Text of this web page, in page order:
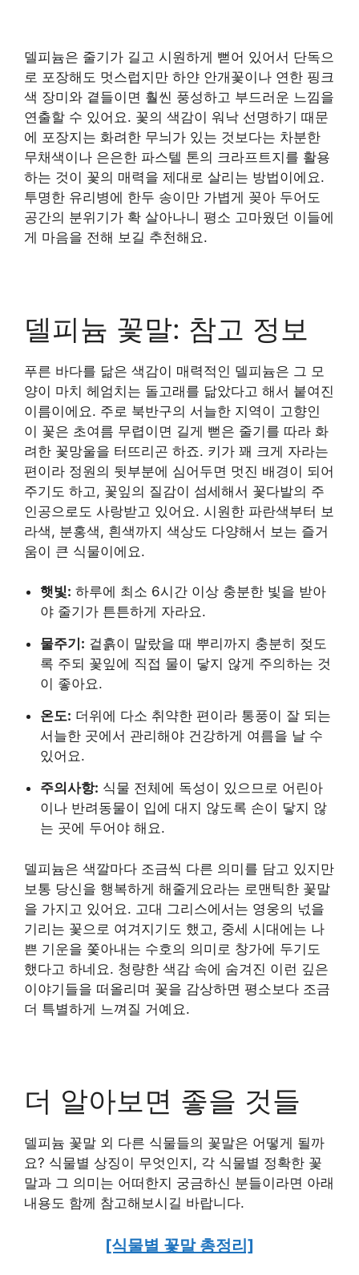
델피늄은 줄기가 길고 시원하게 뻗어 있어서 단독으
로 포장해도 멋스럽지만 하얀 안개꽃이나 연한 핑크
색 장미와 곁들이면 훨씬 풍성하고 부드러운 느낌을
연출할 수 있어요. 꽃의 색감이 워낙 선명하기 때문
에 포장지는 화려한 무늬가 있는 것보다는 차분한
무채색이나 은은한 파스텔 톤의 크라프트지를 활용
하는 것이 꽃의 매력을 제대로 살리는 방법이에요.
투명한 유리병에 한두 송이만 가볍게 꽂아 두어도
공간의 분위기가 확 살아나니 평소 고마웠던 이들에
게 마음을 전해 보길 추천해요.
델피늄 꽃말: 참고 정보
푸른 바다를 닮은 색감이 매력적인 델피늄은 그 모
양이 마치 헤엄치는 돌고래를 닮았다고 해서 붙여진
이름이에요. 주로 북반구의 서늘한 지역이 고향인
이 꽃은 초여름 무렵이면 길게 뻗은 줄기를 따라 화
려한 꽃망울을 터뜨리곤 하죠. 키가 꽤 크게 자라는
편이라 정원의 뒷부분에 심어두면 멋진 배경이 되어
주기도 하고, 꽃잎의 질감이 섬세해서 꽃다발의 주
인공으로도 사랑받고 있어요. 시원한 파란색부터 보
라색, 분홍색, 흰색까지 색상도 다양해서 보는 즐거
움이 큰 식물이에요.
햇빛: 하루에 최소 6시간 이상 충분한 빛을 받아
야 줄기가 튼튼하게 자라요.
물주기: 겉흙이 말랐을 때 뿌리까지 충분히 젖도
록 주되 꽃잎에 직접 물이 닿지 않게 주의하는 것
이 좋아요.
온도: 더위에 다소 취약한 편이라 통풍이 잘 되는
서늘한 곳에서 관리해야 건강하게 여름을 날 수
있어요.
주의사항: 식물 전체에 독성이 있으므로 어린아
이나 반려동물이 입에 대지 않도록 손이 닿지 않
는 곳에 두어야 해요.
델피늄은 색깔마다 조금씩 다른 의미를 담고 있지만
보통 당신을 행복하게 해줄게요라는 로맨틱한 꽃말
을 가지고 있어요. 고대 그리스에서는 영웅의 넋을
기리는 꽃으로 여겨지기도 했고, 중세 시대에는 나
쁜 기운을 쫓아내는 수호의 의미로 창가에 두기도
했다고 하네요. 청량한 색감 속에 숨겨진 이런 깊은
이야기들을 떠올리며 꽃을 감상하면 평소보다 조금
더 특별하게 느껴질 거예요.
더 알아보면 좋을 것들
델피늄 꽃말 외 다른 식물들의 꽃말은 어떻게 될까
요? 식물별 상징이 무엇인지, 각 식물별 정확한 꽃
말과 그 의미는 어떠한지 궁금하신 분들이라면 아래
내용도 함께 참고해보시길 바랍니다.
[식물별 꽃말 총정리]